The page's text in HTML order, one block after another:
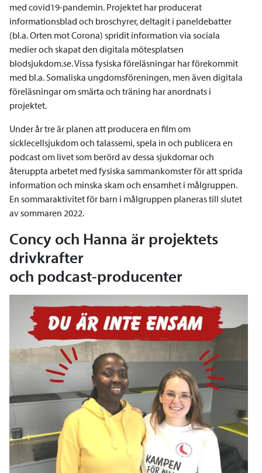
med covid19-pandemin. Projektet har producerat
informationsblad och broschyrer, deltagit i paneldebatter
(bl.a. Orten mot Corona) spridit information via sociala
medier och skapat den digitala mötesplatsen
blodsjukdom.se. Vissa fysiska föreläsningar har förekommit
med bl.a. Somaliska ungdomsföreningen, men även digitala
föreläsningar om smärta och träning har anordnats i
projektet.
Under år tre är planen att producera en film om
sicklecellsjukdom och talassemi, spela in och publicera en
podcast om livet som berörd av dessa sjukdomar och
återuppta arbetet med fysiska sammankomster för att sprida
information och minska skam och ensamhet i målgruppen.
En sommaraktivitet för barn i målgruppen planeras till slutet
av sommaren 2022.
Concy och Hanna är projektets
drivkrafter
och podcast-producenter